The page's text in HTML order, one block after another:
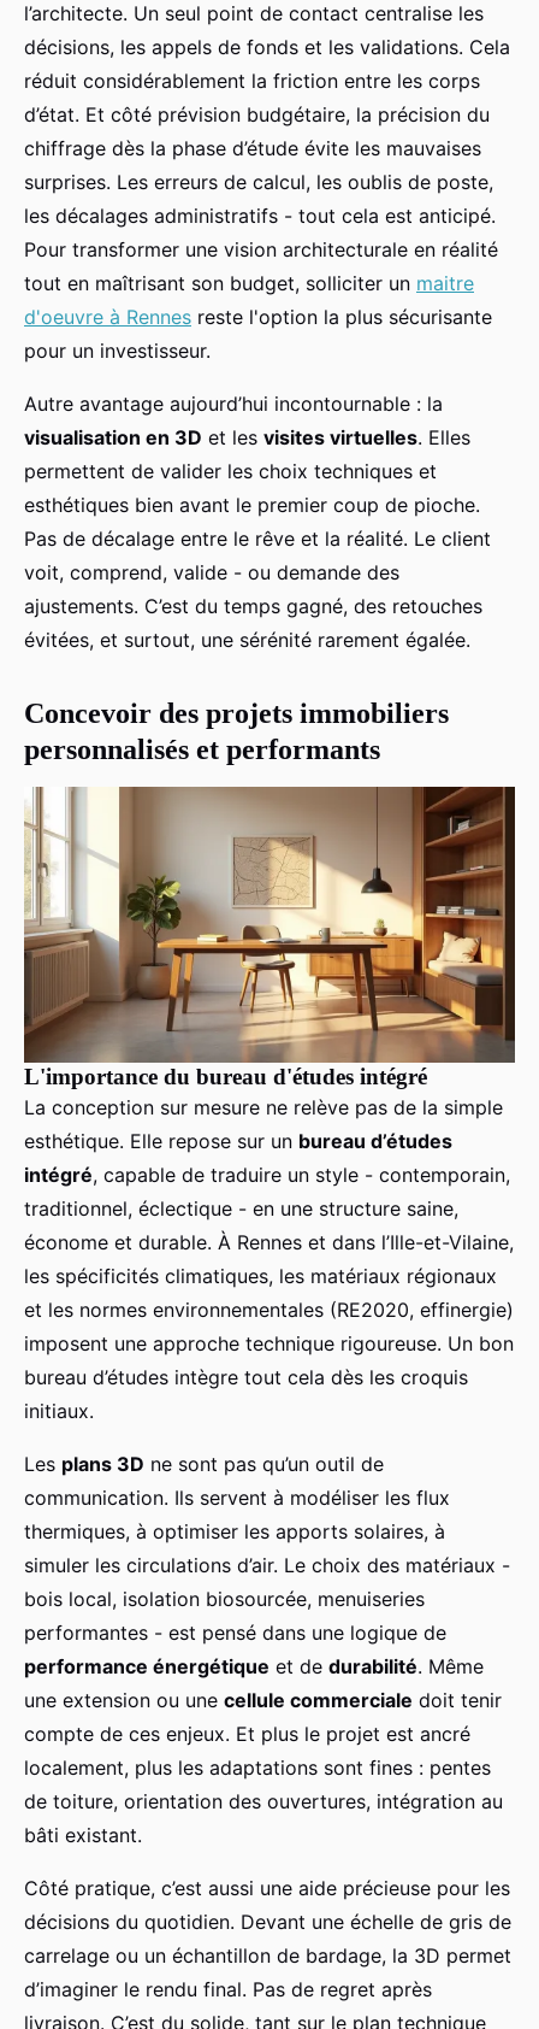
l’architecte. Un seul point de contact centralise les
décisions, les appels de fonds et les validations. Cela
réduit considérablement la friction entre les corps
d’état. Et côté prévision budgétaire, la précision du
chiffrage dès la phase d’étude évite les mauvaises
surprises. Les erreurs de calcul, les oublis de poste,
les décalages administratifs - tout cela est anticipé.
Pour transformer une vision architecturale en réalité
tout en maîtrisant son budget, solliciter un maitre
d'oeuvre à Rennes reste l'option la plus sécurisante
pour un investisseur.
Autre avantage aujourd’hui incontournable : la
visualisation en 3D et les visites virtuelles. Elles
permettent de valider les choix techniques et
esthétiques bien avant le premier coup de pioche.
Pas de décalage entre le rêve et la réalité. Le client
voit, comprend, valide - ou demande des
ajustements. C’est du temps gagné, des retouches
évitées, et surtout, une sérénité rarement égalée.
Concevoir des projets immobiliers
personnalisés et performants
L'importance du bureau d'études intégré
La conception sur mesure ne relève pas de la simple
esthétique. Elle repose sur un bureau d’études
intégré, capable de traduire un style - contemporain,
traditionnel, éclectique - en une structure saine,
économe et durable. À Rennes et dans l’Ille-et-Vilaine,
les spécificités climatiques, les matériaux régionaux
et les normes environnementales (RE2020, effinergie)
imposent une approche technique rigoureuse. Un bon
bureau d’études intègre tout cela dès les croquis
initiaux.
Les plans 3D ne sont pas qu’un outil de
communication. Ils servent à modéliser les flux
thermiques, à optimiser les apports solaires, à
simuler les circulations d’air. Le choix des matériaux -
bois local, isolation biosourcée, menuiseries
performantes - est pensé dans une logique de
performance énergétique et de durabilité. Même
une extension ou une cellule commerciale doit tenir
compte de ces enjeux. Et plus le projet est ancré
localement, plus les adaptations sont fines : pentes
de toiture, orientation des ouvertures, intégration au
bâti existant.
Côté pratique, c’est aussi une aide précieuse pour les
décisions du quotidien. Devant une échelle de gris de
carrelage ou un échantillon de bardage, la 3D permet
d’imaginer le rendu final. Pas de regret après
livraison. C’est du solide, tant sur le plan technique